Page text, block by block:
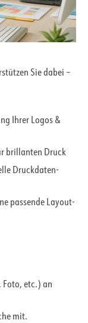
Sie dabei –
Ihrer Logos &
brillanten Druck
Druckdaten-
passende Layout-
Foto, etc.) an
mit.